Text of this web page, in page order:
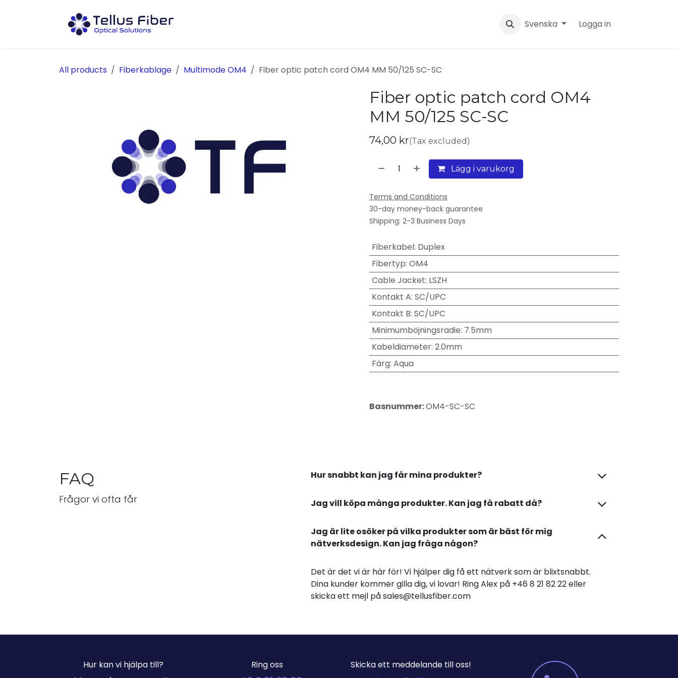
Svenska Logga in
All products Fiberkablage Multimode OM4 Fiber optic patch cord OM4 MM 50/125 SC-SC
Fiber optic patch cord OM4
MM 50/125 SC-SC
74,00 kr(Tax excluded)
Lägg i varukorg
Terms and Conditions
30-day money-back guarantee
Shipping: 2-3 Business Days
Fiberkabel: Duplex
Fibertyp: OM4
Cable Jacket: LSZH
Kontakt A: SC/UPC
Kontakt B: SC/UPC
Minimumböjningsradie: 7.5mm
Kabeldiameter: 2.0mm
Färg: Aqua
Basnummer:OM4-SC-SC
FAQ
Frågor vi ofta får
Hur snabbt kan jag får mina produkter?
Jag vill köpa många produkter. Kan jag få rabatt då?
Jag är lite osöker på vilka produkter som är bäst för mig
nätverksdesign. Kan jag fråga någon?
Det är det vi är här för! Vi hjälper dig få ett nätverk som är blixtsnabbt.
Dina kunder kommer gilla dig, vi lovar! Ring Alex på +46 8 21 82 22 eller
skicka ett mejl på sales@tellusfiber.com
Hur kan vi hjälpa till? Ring oss
Skicka ett meddelande till oss!